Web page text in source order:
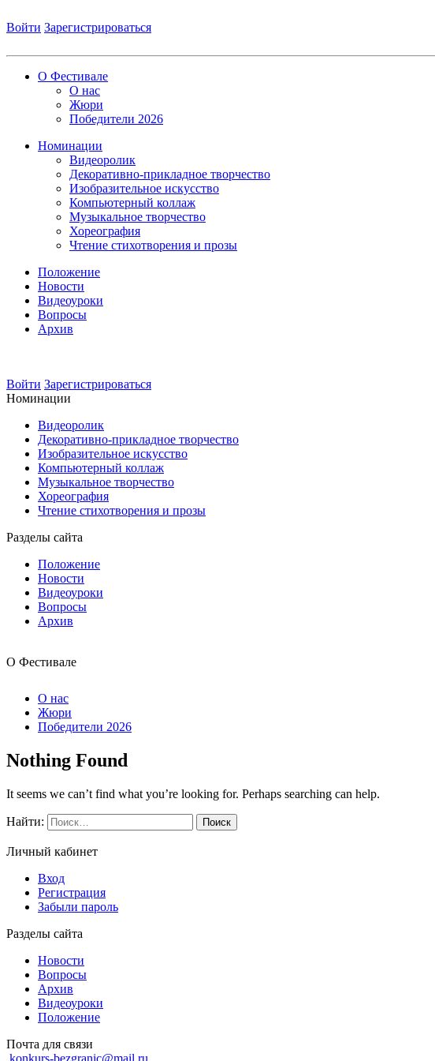
Войти Зарегистрироваться
О Фестивале
О нас
Жюри
Победители 2026
Номинации
Видеоролик
Декоративно-прикладное творчество
Изобразительное искусство
Компьютерный коллаж
Музыкальное творчество
Хореография
Чтение стихотворения и прозы
Положение
Новости
Видеоуроки
Вопросы
Архив
Войти Зарегистрироваться
Номинации
Видеоролик
Декоративно-прикладное творчество
Изобразительное искусство
Компьютерный коллаж
Музыкальное творчество
Хореография
Чтение стихотворения и прозы
Разделы сайта
Положение
Новости
Видеоуроки
Вопросы
Архив
О Фестивале
О нас
Жюри
Победители 2026
Nothing Found
It seems we can’t find what you’re looking for. Perhaps searching can help.
Найти:
Личный кабинет
Вход
Регистрация
Забыли пароль
Разделы сайта
Новости
Вопросы
Архив
Видеоуроки
Положение
Почта для связи
konkurs-bezgranic@mail.ru